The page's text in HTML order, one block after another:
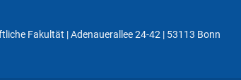
Fakultät | Adenauerallee 24-42 | 53113 Bonn